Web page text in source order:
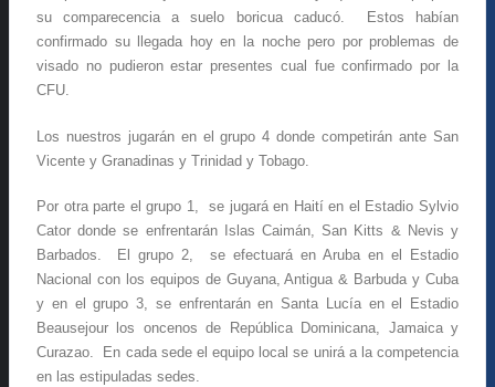
su comparecencia a suelo boricua caducó. Estos habían
confirmado su llegada hoy en la noche pero por problemas de
visado no pudieron estar presentes cual fue confirmado por la
CFU.
Los nuestros jugarán en el grupo 4 donde competirán ante San
Vicente y Granadinas y Trinidad y Tobago.
Por otra parte el grupo 1, se jugará en Haití en el Estadio Sylvio
Cator donde se enfrentarán Islas Caimán, San Kitts & Nevis y
Barbados. El grupo 2, se efectuará en Aruba en el Estadio
Nacional con los equipos de Guyana, Antigua & Barbuda y Cuba
y en el grupo 3, se enfrentarán en Santa Lucía en el Estadio
Beausejour los oncenos de República Dominicana, Jamaica y
Curazao. En cada sede el equipo local se unirá a la competencia
en las estipuladas sedes.